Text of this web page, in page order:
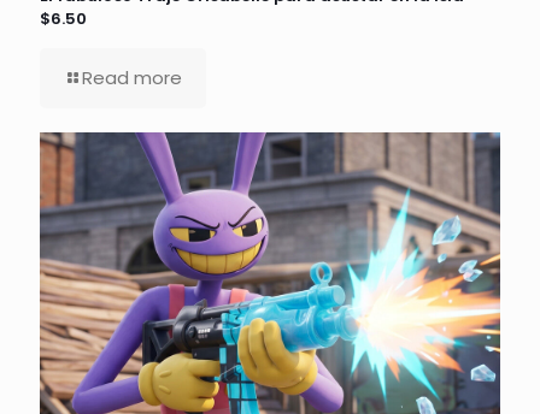
$6.50
Read more